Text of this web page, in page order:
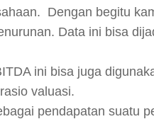
Dengan begitu
Data ini bisa
ini bisa juga
valuasi.
pendapatan suatu